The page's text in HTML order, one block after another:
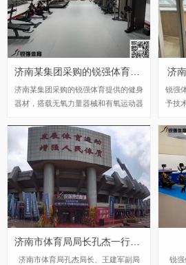
济南某集团采购的锐强体育提供的健身
器材，搭载无氧力量器械和有氧运动器
济
锐强
予技
济南市体育局孔杰局长、王建军副局
锐强